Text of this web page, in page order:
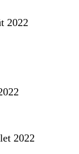
2022
2022